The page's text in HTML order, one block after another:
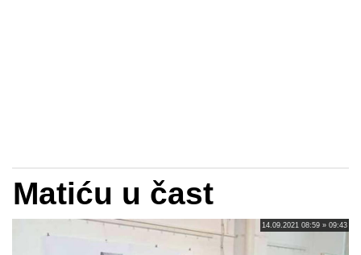
Matiću u čast
14.09.2021 08:59 » 09:43